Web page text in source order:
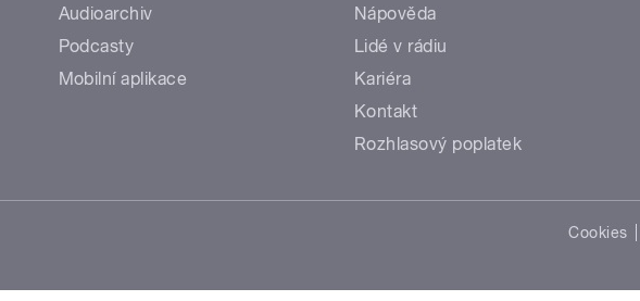
Audioarchiv
Podcasty
Mobilní aplikace
Nápověda
Lidé v rádiu
Kariéra
Kontakt
Rozhlasový poplatek
Cookies